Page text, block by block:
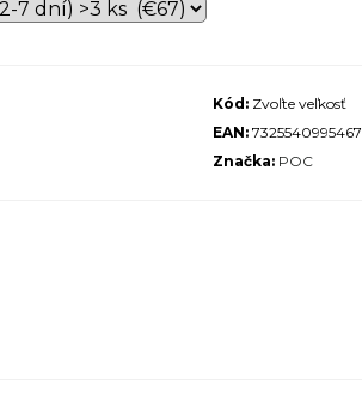
Kód: Zvoľte veľkosť
Značka: POC
EAN: 7325540995467
SIRRUS X 3.0 GLOSS